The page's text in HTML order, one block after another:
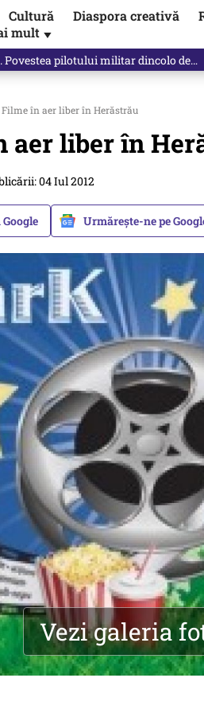
Cultură Diaspora creativă
mult ▼
Filme în aer liber în Herăstrău
aer liber în
04 Iul 2012
Urmărește-ne pe
Vezi galeria